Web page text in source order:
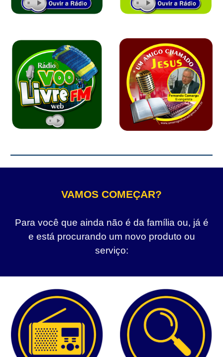
VAMOS COMEÇAR?
Para você que ainda não é da família ou, já é
e está procurando um novo produto ou
serviço: